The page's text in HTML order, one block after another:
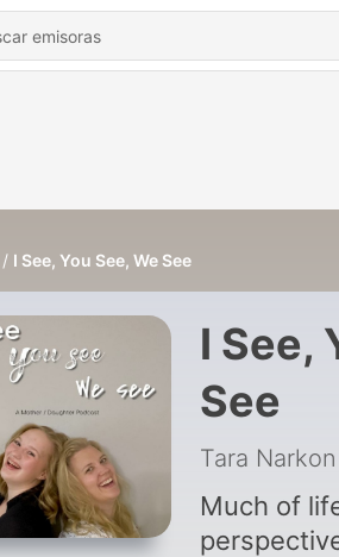
I See, You See, We See
I See,
See
Tara Narkon
Much of